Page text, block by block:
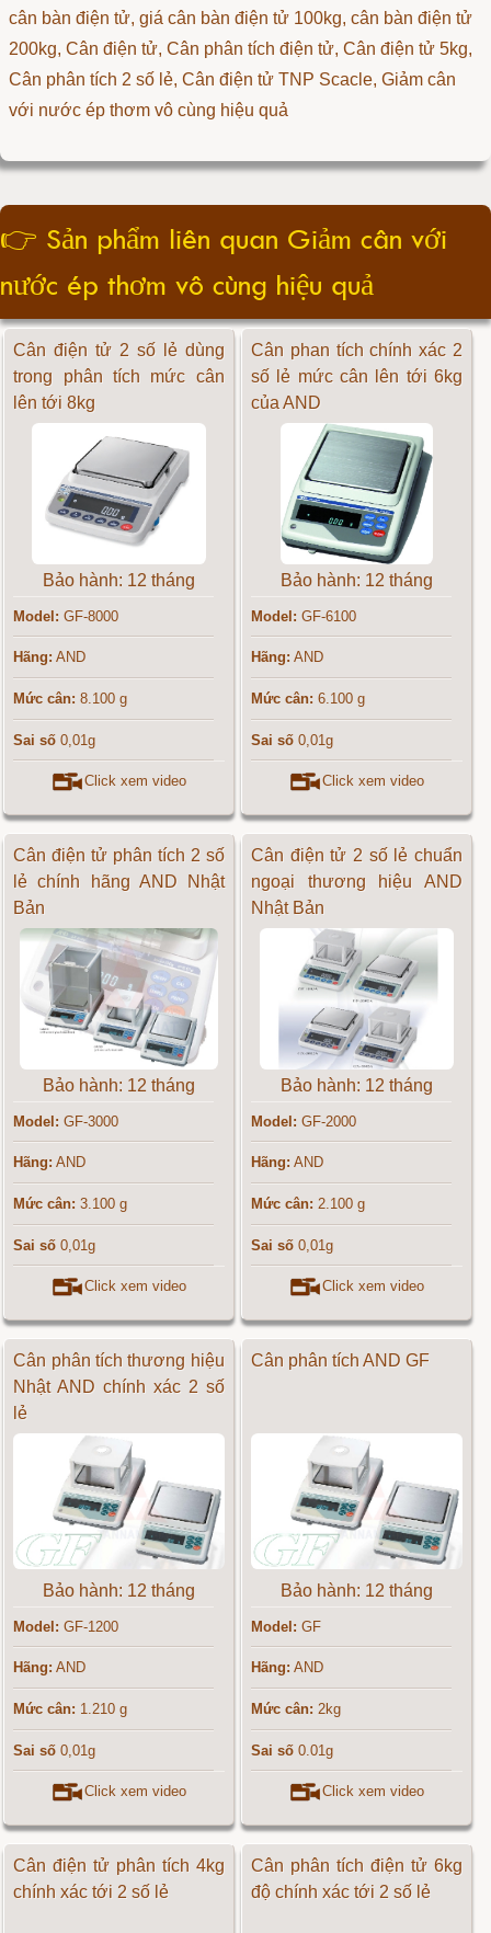
cân bàn điện tử, giá cân bàn điện tử 100kg, cân bàn điện tử
200kg, Cân điện tử, Cân phân tích điện tử, Cân điện tử 5kg,
Cân phân tích 2 số lẻ, Cân điện tử TNP Scacle, Giảm cân
với nước ép thơm vô cùng hiệu quả
👉 Sản phẩm liên quan Giảm cân với
nước ép thơm vô cùng hiệu quả
Cân điện tử 2 số lẻ dùng
trong phân tích mức cân
lên tới 8kg
Bảo hành: 12 tháng
Model: GF-8000
Hãng: AND
Mức cân: 8.100 g
Sai số 0,01g
Click xem video
Cân phan tích chính xác 2
số lẻ mức cân lên tới 6kg
của AND
Bảo hành: 12 tháng
Model: GF-6100
Hãng: AND
Mức cân: 6.100 g
Sai số 0,01g
Click xem video
Cân điện tử phân tích 2 số
lẻ chính hãng AND Nhật
Bản
Bảo hành: 12 tháng
Model: GF-3000
Hãng: AND
Mức cân: 3.100 g
Sai số 0,01g
Click xem video
Cân điện tử 2 số lẻ chuẩn
ngoại thương hiệu AND
Nhật Bản
Bảo hành: 12 tháng
Model: GF-2000
Hãng: AND
Mức cân: 2.100 g
Sai số 0,01g
Click xem video
Cân phân tích thương hiệu
Nhật AND chính xác 2 số
lẻ
Bảo hành: 12 tháng
Model: GF-1200
Hãng: AND
Mức cân: 1.210 g
Sai số 0,01g
Click xem video
Cân phân tích AND GF
Bảo hành: 12 tháng
Model: GF
Hãng: AND
Mức cân: 2kg
Sai số 0.01g
Click xem video
Cân điện tử phân tích 4kg
chính xác tới 2 số lẻ
Cân phân tích điện tử 6kg
độ chính xác tới 2 số lẻ